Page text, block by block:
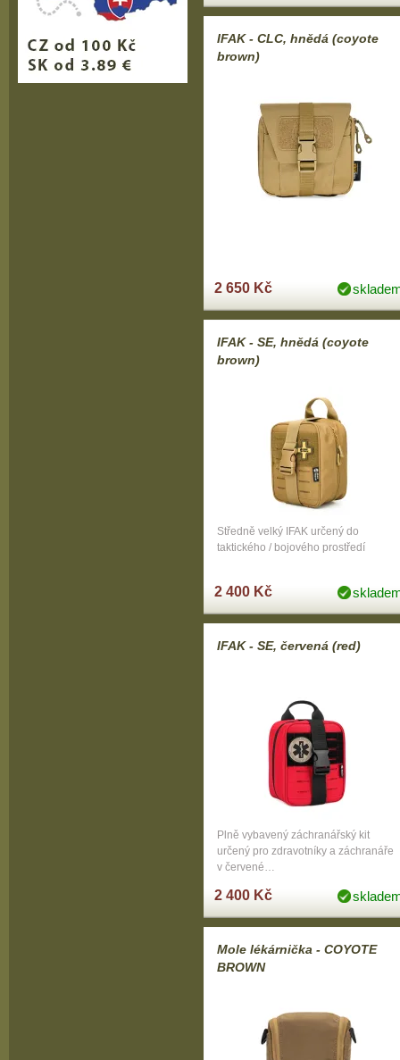
IFAK - CLC, hnědá (coyote
brown)
2 650 Kč
IFAK - SE, hnědá (coyote
brown)
Středně velký IFAK určený do
taktického / bojového prostředí
2 400 Kč
IFAK - SE, červená (red)
Plně vybavený záchranářský kit
určený pro zdravotníky a záchranáře
v červené…
2 400 Kč
Mole lékárnička - COYOTE
BROWN